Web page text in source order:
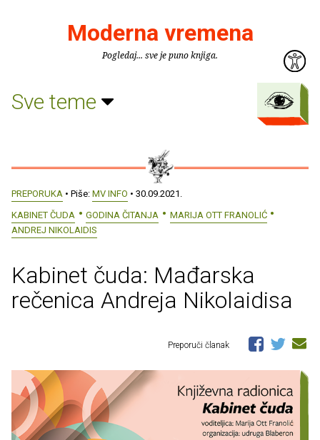
Moderna vremena
Pogledaj... sve je puno knjiga.
Sve teme
PREPORUKA • Piše: MV INFO • 30.09.2021.
KABINET ČUDA
GODINA ČITANJA
MARIJA OTT FRANOLIĆ
ANDREJ NIKOLAIDIS
Kabinet čuda: Mađarska
rečenica Andreja Nikolaidisa
Preporuči članak